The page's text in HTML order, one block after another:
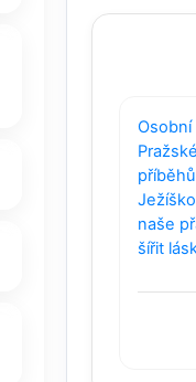
naše
šířit